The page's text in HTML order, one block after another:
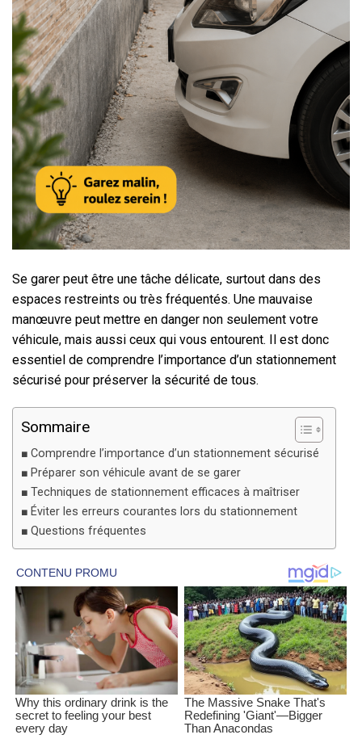
Se garer peut être une tâche délicate, surtout dans des
espaces restreints ou très fréquentés. Une mauvaise
manœuvre peut mettre en danger non seulement votre
véhicule, mais aussi ceux qui vous entourent. Il est donc
essentiel de comprendre l’importance d’un stationnement
sécurisé pour préserver la sécurité de tous.
Sommaire
Comprendre l’importance d’un stationnement sécurisé
Préparer son véhicule avant de se garer
Techniques de stationnement efficaces à maîtriser
Éviter les erreurs courantes lors du stationnement
Questions fréquentes